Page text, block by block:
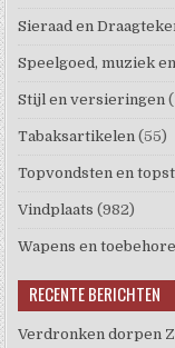
Sieraad en
Speelgoed, muziek
Stijl en versieringen
Tabaksartikelen (55)
Topvondsten en
Vindplaats (982)
Wapens en
RECENTE BERICHTEN
Verdronken dorpen